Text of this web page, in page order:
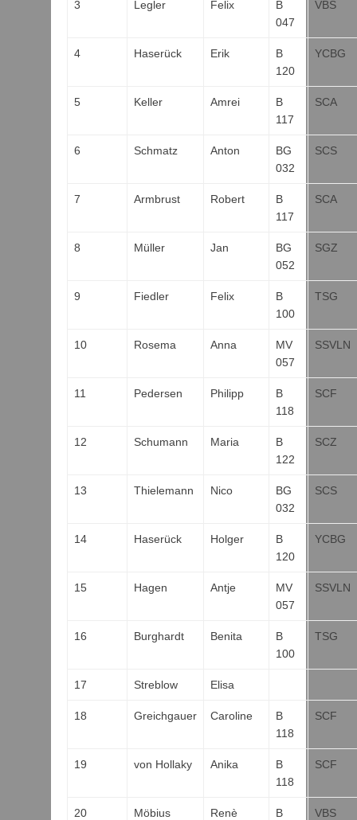
3 Legler Felix
B
047
VBS
4 Haserück Erik
B
120
YCBG
5 Keller Amrei
B
117
SCA
6 Schmatz Anton
BG
032
SCS
7 Armbrust Robert
B
117
SCA
8 Müller Jan
BG
052
SGZ
9 Fiedler Felix
B
100
TSG
10 Rosema Anna
MV
057
SSVLN
11 Pedersen Philipp
B
118
SCF
12 Schumann Maria
B
122
SCZ
13 Thielemann Nico
BG
032
SCS
14 Haserück Holger
B
120
YCBG
15 Hagen Antje
MV
057
SSVLN
16 Burghardt Benita
B
100
TSG
17 Streblow Elisa
18 Greichgauer Caroline
B
118
SCF
19 von Hollaky Anika
B
118
SCF
20 Möbius Renè
B
VBS